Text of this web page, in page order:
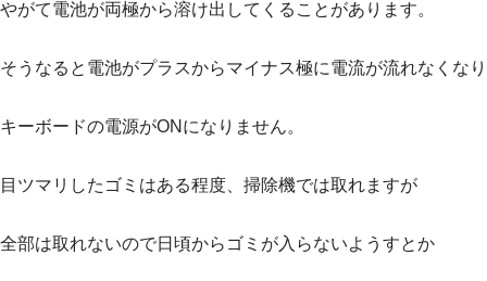
やがて電池が両極から溶け出してくることがあります。
そうなると電池がプラスからマイナス極に電流が流れなくなり
キーボードの電源がONになりません。
目ツマリしたゴミはある程度、掃除機では取れますが
全部は取れないので日頃からゴミが入らないようすとか